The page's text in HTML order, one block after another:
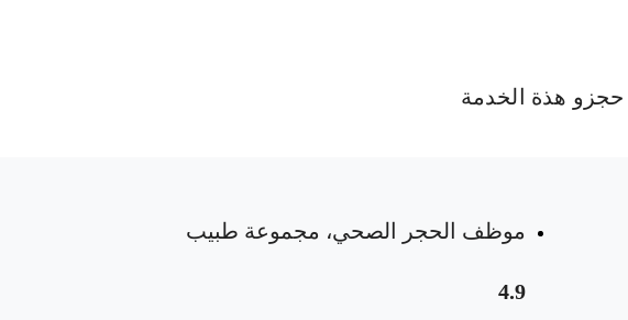
حجزو هذة الخدمة
موظف الحجر الصحي، مجموعة طبيب
4.9